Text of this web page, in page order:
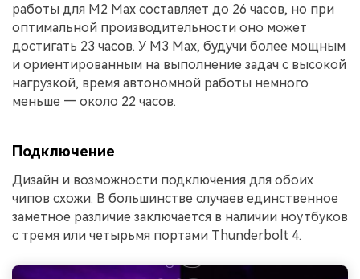
работы для M2 Max составляет до 26 часов, но при
оптимальной производительности оно может
достигать 23 часов. У M3 Max, будучи более мощным
и ориентированным на выполнение задач с высокой
нагрузкой, время автономной работы немного
меньше — около 22 часов.
Подключение
Дизайн и возможности подключения для обоих
чипов схожи. В большинстве случаев единственное
заметное различие заключается в наличии ноутбуков
с тремя или четырьмя портами Thunderbolt 4.